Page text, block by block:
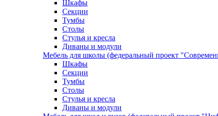
Шкафы
Секции
Тумбы
Столы
Стулья и кресла
Диваны и модули
Мебель для школы (федеральный проект
Шкафы
Секции
Тумбы
Столы
Стулья и кресла
Диваны и модули